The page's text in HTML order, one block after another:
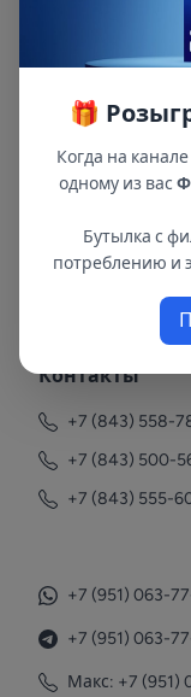
В
Контакты
+7 (843) 558-
+7 (843) 500-
+7 (843) 555-
+7 (951) 063-
+7 (951) 063-
Макс: +7 (951)
🎁
Когда на
одному из вас
Бутылка с
потреблению и